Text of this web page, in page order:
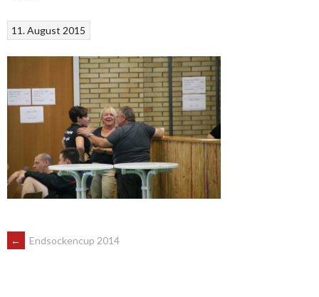
11. August 2015
ARTIKEL-
← Endsockencup 2014